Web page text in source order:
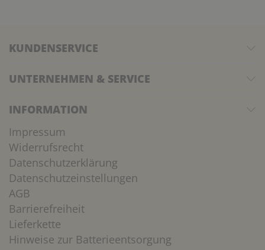
KUNDENSERVICE
UNTERNEHMEN & SERVICE
INFORMATION
Impressum
Widerrufsrecht
Datenschutzerklärung
Datenschutzeinstellungen
AGB
Barrierefreiheit
Lieferkette
Hinweise zur Batterieentsorgung